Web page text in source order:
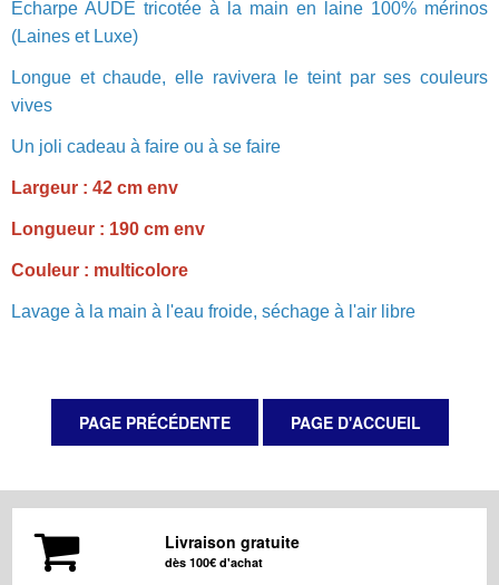
Echarpe AUDE tricotée à la main en laine 100% mérinos
(Laines et Luxe)
Longue et chaude, elle ravivera le teint par ses couleurs
vives
Un joli cadeau à faire ou à se faire
Largeur : 42 cm env
Longueur : 190 cm env
Couleur : multicolore
Lavage à la main à l'eau froide, séchage à l'air libre
Livraison gratuite
dès 100€ d'achat